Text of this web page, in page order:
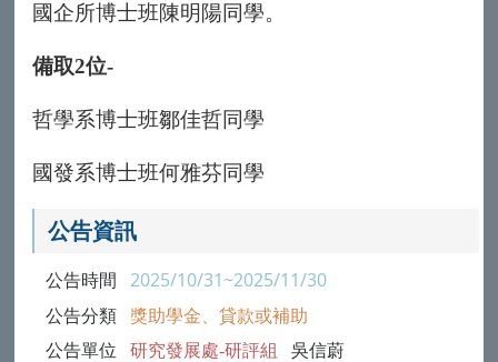
國企所博士班陳明陽同學。
備取2位-
哲學系博士班鄒佳哲同學
國發系博士班何雅芬同學
公告資訊
公告時間 2025/10/31~2025/11/30
公告分類 獎助學金、貸款或補助
公告單位 研究發展處-研評組 吳信蔚